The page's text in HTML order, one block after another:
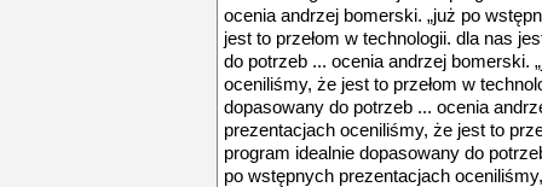
ocenia andrzej bomerski. „już po
jest to przełom w technologii. dla nas
do potrzeb ... ocenia andrzej bomerski.
oceniliśmy, że jest to przełom w
dopasowany do potrzeb ... ocenia
prezentacjach oceniliśmy, że jest to
program idealnie dopasowany do
po wstępnych prezentacjach